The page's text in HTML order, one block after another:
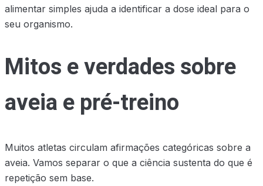
alimentar simples ajuda a identificar a dose ideal para o
seu organismo.
Mitos e verdades sobre
aveia e pré-treino
Muitos atletas circulam afirmações categóricas sobre a
aveia. Vamos separar o que a ciência sustenta do que é
repetição sem base.